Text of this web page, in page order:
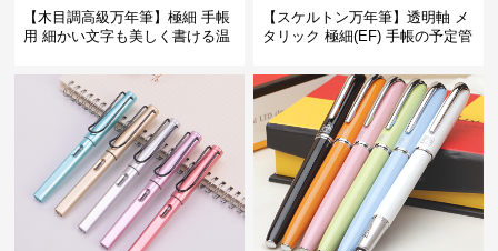
【木目調高級万年筆】極細 手帳
用 細かい文字も美しく書ける温
【スケルトン万年筆】透明軸 メ
タリック 極細(EF) 手帳の予定管
デザイン